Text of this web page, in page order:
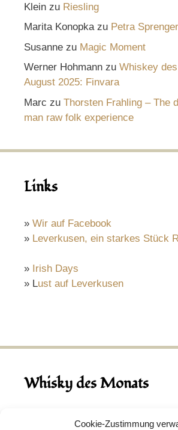
Cookie-Zustimmung
Klein zu Riesling
Marita Konopkazu Petra
Susanne zu Magic Moment
Werner Hohmann zu Whiskey
August 2025: Finvara
Marc zu Thorsten Frahling – The
man raw folk experience
Links
» Wir auf Facebook
» Leverkusen, ein starkes Stück
» Irish Days
» Lust auf Leverkusen
Whisky des Monats
August 2026